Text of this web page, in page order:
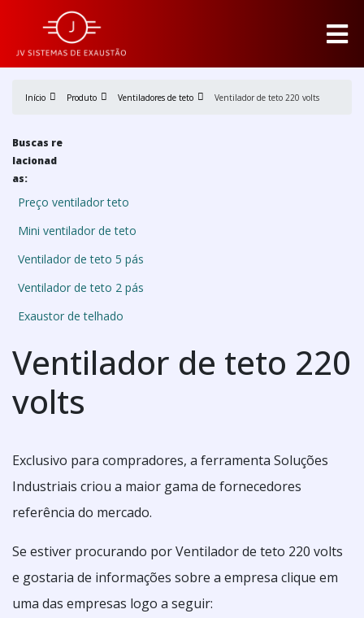
Início Produto Ventiladores de teto Ventilador de teto 220 volts
Buscas re
lacionad
as:
Preço ventilador teto
Mini ventilador de teto
Ventilador de teto 5 pás
Ventilador de teto 2 pás
Exaustor de telhado
Ventilador de teto 220
volts
Exclusivo para compradores, a ferramenta Soluções
Industriais criou a maior gama de fornecedores
referência do mercado.
Se estiver procurando por Ventilador de teto 220 volts
e gostaria de informações sobre a empresa clique em
uma das empresas logo a seguir: